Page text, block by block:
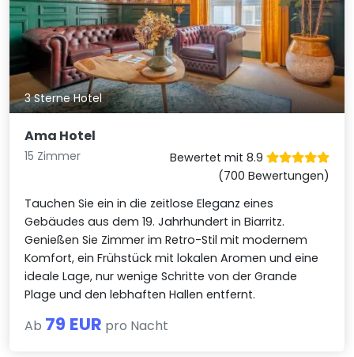
3 Sterne Hotel
Ama Hotel
15 Zimmer
Bewertet mit 8.9
(700 Bewertungen)
Tauchen Sie ein in die zeitlose Eleganz eines
Gebäudes aus dem 19. Jahrhundert in Biarritz.
Genießen Sie Zimmer im Retro-Stil mit modernem
Komfort, ein Frühstück mit lokalen Aromen und eine
ideale Lage, nur wenige Schritte von der Grande
Plage und den lebhaften Hallen entfernt.
Ab 79 EUR pro Nacht